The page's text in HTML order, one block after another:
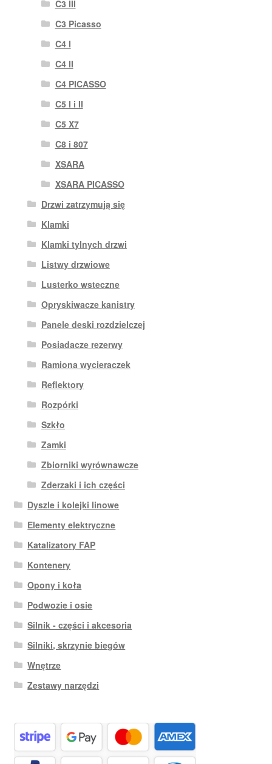
C3 III
C3 Picasso
C4 I
C4 II
C4 PICASSO
C5 I i II
C5 X7
C8 i 807
XSARA
XSARA PICASSO
Drzwi zatrzymują się
Klamki
Klamki tylnych drzwi
Listwy drzwiowe
Lusterko wsteczne
Opryskiwacze kanistry
Panele deski rozdzielczej
Posiadacze rezerwy
Ramiona wycieraczek
Reflektory
Rozpórki
Szkło
Zamki
Zbiorniki wyrównawcze
Zderzaki i ich części
Dyszle i kolejki linowe
Elementy elektryczne
Katalizatory FAP
Kontenery
Opony i koła
Podwozie i osie
Silnik - części i akcesoria
Silniki, skrzynie biegów
Wnętrze
Zestawy narzędzi